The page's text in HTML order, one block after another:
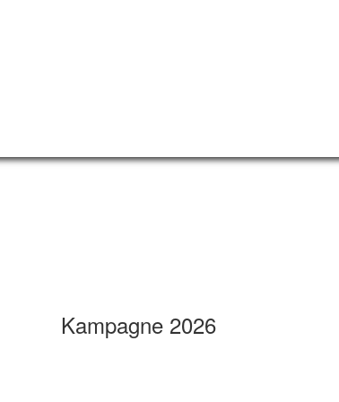
Kampagne 2026